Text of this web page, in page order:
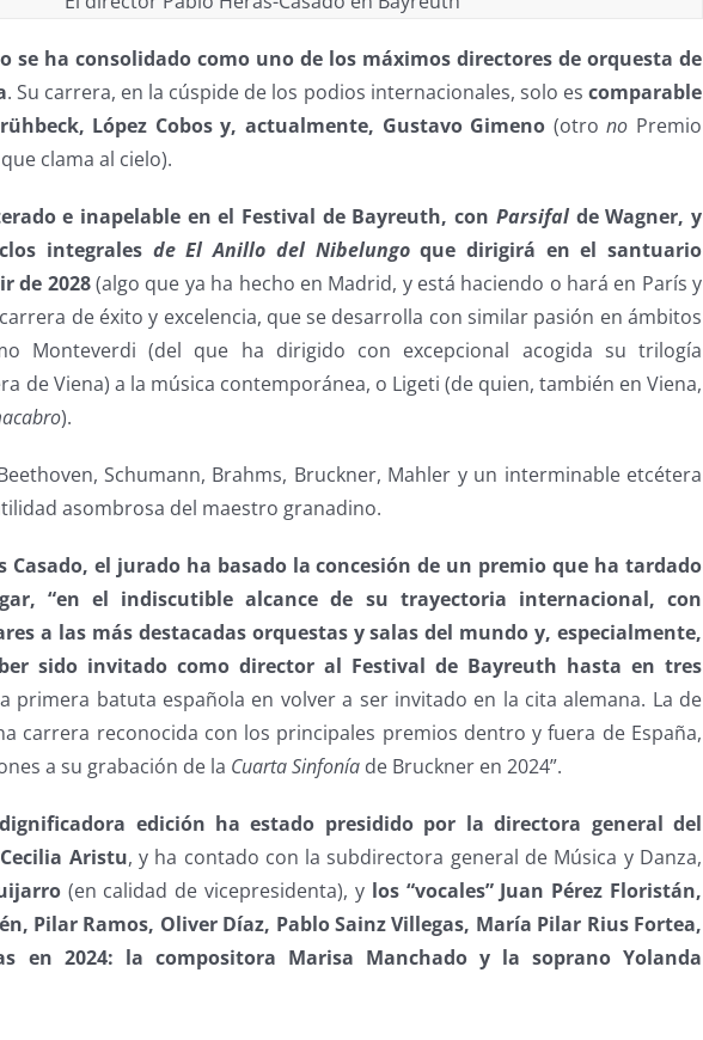
se ha consolidado como uno de los máximos directores de orquesta de
. Su carrera, en la cúspide de los podios internacionales, solo es comparable
López Cobos y, actualmente, Gustavo Gimeno (otrono Premio
clama al cielo).
e inapelable en el Festival de Bayreuth, con Parsifalde Wagner, y
integrales de El Anillo del Nibelungoque dirigirá en el santuario
de 2028(algo que ya ha hecho en Madrid, y está haciendo o hará en París y
de éxito y excelencia, que se desarrolla con similar pasión en ámbitos
Monteverdi (del que ha dirigido con excepcional acogida su trilogía
de Viena) a la música contemporánea, o Ligeti (de quien, también en Viena,
).
Schumann, Brahms, Bruckner, Mahler y un interminable etcétera
asombrosa del maestro granadino.
Casado, el jurado ha basado la concesión de un premio que ha tardado
“en el indiscutible alcance de su trayectoria internacional, con
a las más destacadas orquestas y salas del mundo y, especialmente,
sido invitado como director al Festival de Bayreuth hasta en tres
primera batuta española en volver a ser invitado en la cita alemana. La de
carrera reconocida con los principales premios dentro y fuera de España,
a su grabación de la Cuarta Sinfonía de Bruckner en 2024”.
edición ha estado presidido por la directora general del
Aristu, y ha contado con la subdirectora general de Música y Danza,
(en calidad de vicepresidenta), y los “vocales” Juan Pérez Floristán,
Pilar Ramos, Oliver Díaz, Pablo Sainz Villegas, María Pilar Rius Fortea,
en 2024: la compositora Marisa Manchado y la soprano Yolanda